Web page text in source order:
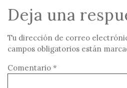
Deja una
Tu dirección de correo
campos obligatorios están
Comentario *